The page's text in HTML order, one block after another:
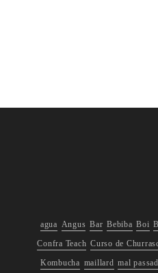
agua Angus Bar Bebiba Boi
Confra Teach Curso de
Kombucha maillard mal